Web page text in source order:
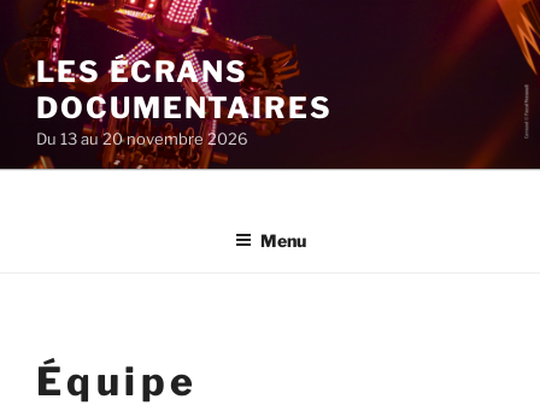
au
contenu
principal
LES ÉCRANS
DOCUMENTAIRES
Du 13 au 20 novembre 2026
Menu
Équipe